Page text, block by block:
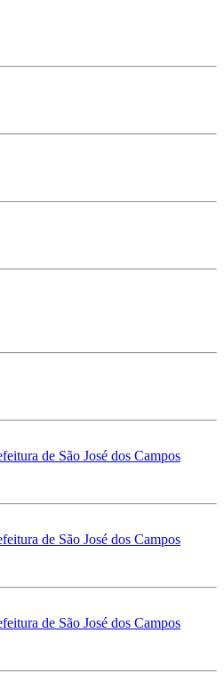
de São José dos Campos
de São José dos Campos
de São José dos Campos